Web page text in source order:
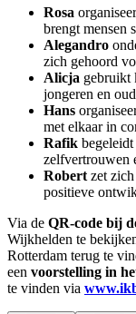
Rosa
brengt mensen
Alegandro
zich gehoord
Alicja gebruikt
jongeren en
Hans
met elkaar in
Rafik
zelfvertrouwen
Robert zet
positieve
Via de QR-code bij
Wijkhelden te
Rotterdam terug te
een voorstelling in
te vinden via